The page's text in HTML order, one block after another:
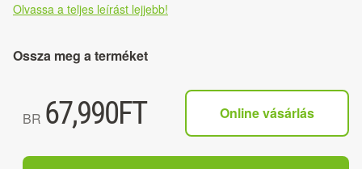
Olvassa a teljes leírást lejjebb!
Ossza meg a terméket
BR 67,990FT Online vásárlás